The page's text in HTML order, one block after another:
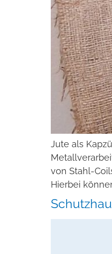
Jute als
von Stahl-
Hierbei